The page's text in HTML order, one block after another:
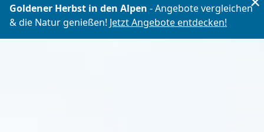
Goldener Herbst in den Alpen - Angebote vergleichen
& die Natur genießen! Jetzt Angebote entdecken!